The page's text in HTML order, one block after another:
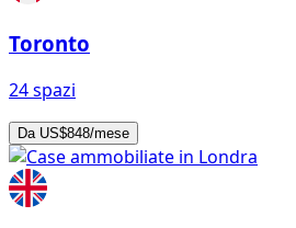
Toronto
24 spazi
Da US$848/mese